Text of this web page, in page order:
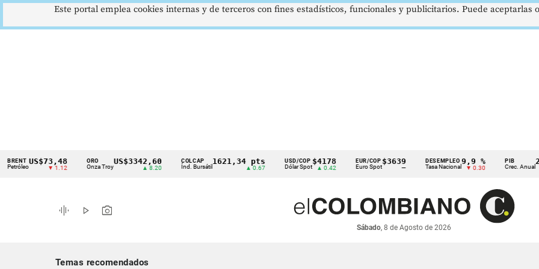
Cintillo
indicadores
económicos
US$73,48
▼ 1.12
ORO
Onza Troy
US$3342,60 COLCAP
Índ. Bursátil
1621,34 pts USD/COP
Dólar Spot
$4178
▲ 0.42
EUR/COP
Euro Spot
$3639
—
DESEMPLEO
Tasa Nacional
9,9 %
▼ 0.30
PIB
Crec. Anual
2,8 %
▲ 0.10
graphic_eq play_arrow photo_camera
Sábado, 8 de Agosto de 2026
Temas recomendados
Este portal emplea cookies internas y de terceros con fines estadísticos, funcionales y publicitarios. Puede aceptarlas